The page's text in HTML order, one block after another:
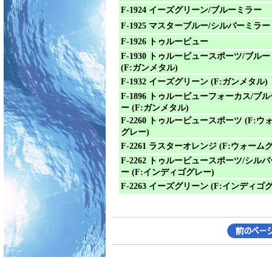
F-1924 イーズグリーン/ブルーミラー
F-1925 マスターブルー/シルバーミラー
F-1926 トゥルービュー
F-1930 トゥルービュースポーツ/ブル
(F:ガンメタル)
F-1932 イーズグリーン (F:ガンメタル)
F-1896 トゥルービューフォーカス/ブ
ー (F:ガンメタル)
F-2260 トゥルービュースポーツ (F:ウ
グレー)
F-2261 ラスターオレンジ (F:ウォーム
F-2262 トゥルービュースポーツ/シル
ー (F:インディゴグレー)
F-2263 イーズグリーン (F:インディゴ